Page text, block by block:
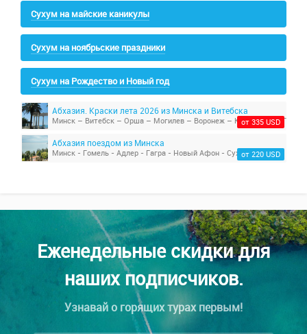
Сухум на майские каникулы
Сухум на ноябрьские праздники
Сухум на Рождество и Новый год
Абхазия. Краски лета 2026 из Минска и Витебска
от 335 USD
Абхазия поездом из Минска
Минск - Гомель - Адлер - Гагра - Новый Афон - Сухумот 220 USD
Еженедельные скидки для
наших подписчиков.
Узнавай о горящих турах первым!